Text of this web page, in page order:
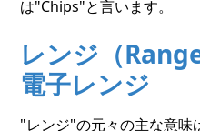
は"Chips"と言います。
レンジ（
電子レンジ
"レンジ"の元々の主な意味